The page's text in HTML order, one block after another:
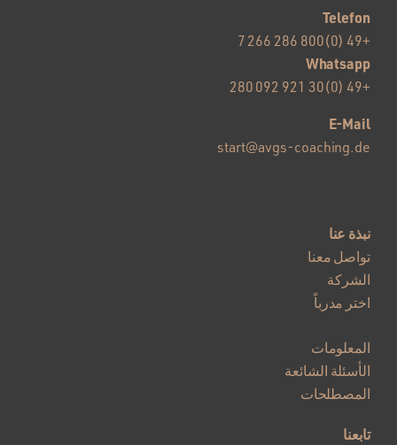
Telefon
+49 (0)800 286 266 7
Whatsapp
+49 (0)30 921 092 280
E-Mail
start@avgs-coaching.de
نبذة عنا
تواصل معنا
الشركة
اختر مدرباً
المعلومات
الأسئلة الشائعة
المصطلحات
تابعنا